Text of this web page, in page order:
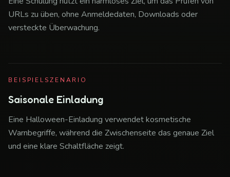
URLs zu üben, ohne Anmeldedaten, Downloads oder
versteckte Überwachung.
BEISPIELSZENARIO
Saisonale Einladung
Eine Halloween-Einladung verwendet kosmetische
Warnbegriffe, während die Zwischenseite das genaue Ziel
und eine klare Schaltfläche zeigt.